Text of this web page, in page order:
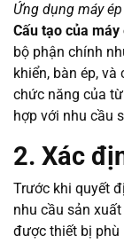
Ứng dụng máy
Cấu tạo của máy
bộ phận chính
khiển, bàn ép,
chức năng của
hợp với nhu cầu
2. Xác
Trước khi quyết
nhu cầu sản
được thiết bị phù